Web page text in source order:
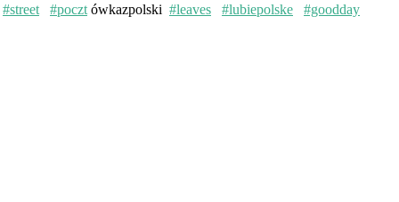
#street #poczt ówkazpolski #leaves #lubiepolske
#goodday